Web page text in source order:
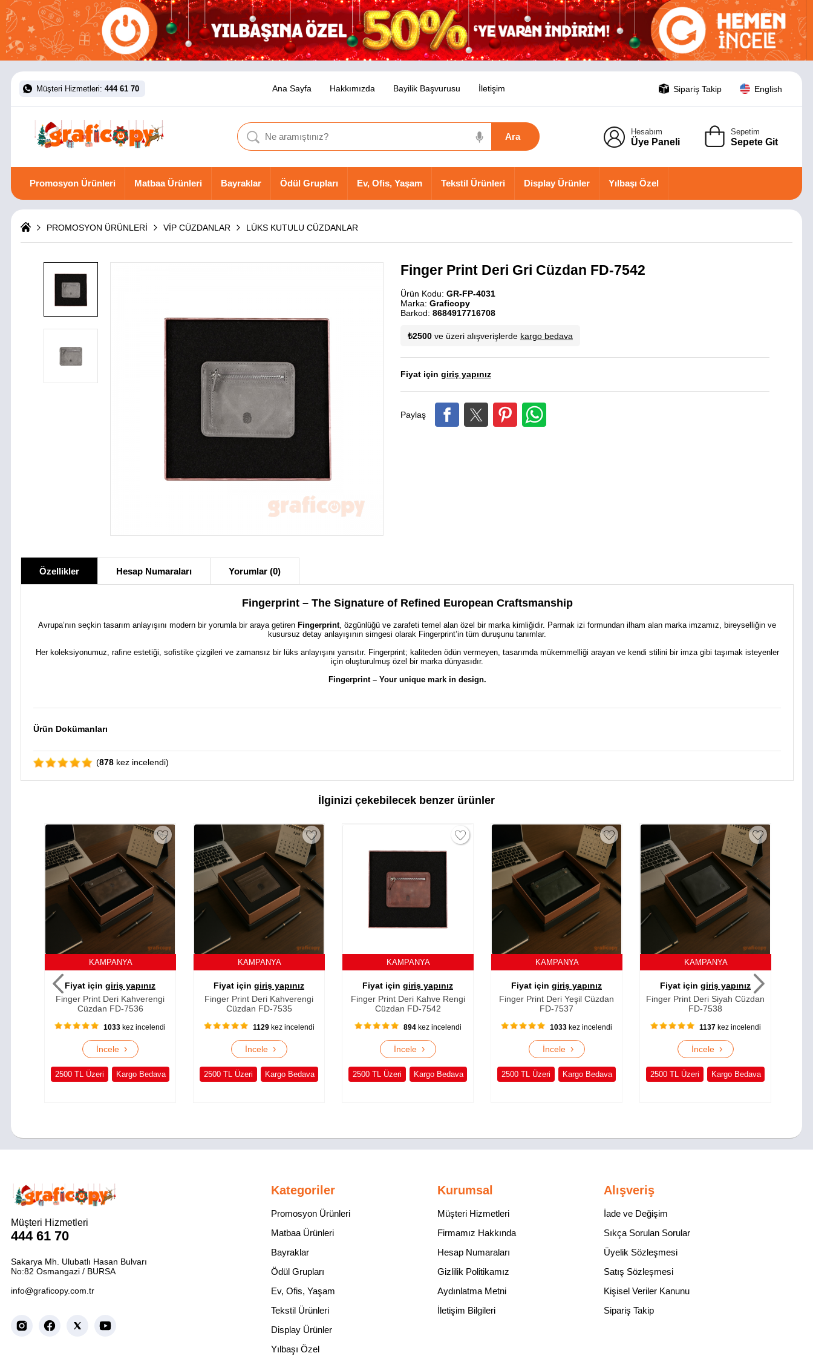
Müşteri Hizmetleri: 444 61 70 Ana Sayfa Hakkımızda Bayilik Başvurusu İletişim Sipariş Takip English
Hesabım
Üye Paneli
Sepetim
Sepete Git
Promosyon Ürünleri Matbaa Ürünleri Bayraklar Ödül Grupları Ev, Ofis, Yaşam Tekstil Ürünleri Display Ürünler Yılbaşı Özel
PROMOSYON ÜRÜNLERİ VİP CÜZDANLAR LÜKS KUTULU CÜZDANLAR
Finger Print Deri Gri Cüzdan FD-7542
Ürün Kodu: GR-FP-4031
Marka: Graficopy
Barkod: 8684917716708
₺2500 ve üzeri alışverişlerde kargo bedava
Fiyat için giriş yapınız
Paylaş
Özellikler Hesap Numaraları Yorumlar (0)
Fingerprint – The Signature of Refined European Craftsmanship
Avrupa’nın seçkin tasarım anlayışını modern bir yorumla bir araya getiren Fingerprint, özgünlüğü ve zarafeti temel alan özel bir marka kimliğidir. Parmak izi formundan ilham alan marka imzamız, bireyselliğin ve
kusursuz detay anlayışının simgesi olarak Fingerprint’in tüm duruşunu tanımlar.
Her koleksiyonumuz, rafine estetiği, sofistike çizgileri ve zamansız bir lüks anlayışını yansıtır. Fingerprint; kaliteden ödün vermeyen, tasarımda mükemmelliği arayan ve kendi stilini bir imza gibi taşımak isteyenler
için oluşturulmuş özel bir marka dünyasıdır.
Fingerprint – Your unique mark in design.
Ürün Dokümanları
(878 kez incelendi)
İlginizi çekebilecek benzer ürünler
KAMPANYA
Fiyat içingiriş yapınız
Finger Print Deri Kahverengi
Cüzdan FD-7535
1129kez incelendi
İncele
2500 TL Üzeri Kargo Bedava
KAMPANYA
Fiyat içingiriş yapınız
Finger Print Deri Kahve Rengi
Cüzdan FD-7542
894kez incelendi
İncele
2500 TL Üzeri Kargo Bedava
KAMPANYA
Fiyat içingiriş yapınız
Finger Print Deri Yeşil Cüzdan
FD-7537
1033kez incelendi
İncele
2500 TL Üzeri Kargo Bedava
KAMPANYA
Fiyat içingiriş yapınız
Finger Print Deri Siyah Cüzdan
FD-7538
1137kez incelendi
İncele
2500 TL Üzeri Kargo Bedava
KAMPANYA
Fiyat içingiriş yapınız
Finger Print Deri Yeşil Cüzdan
FD-7535
1030kez incelendi
İncele
2500 TL Üzeri Kargo Bedava
Müşteri Hizmetleri
444 61 70
Sakarya Mh. Ulubatlı Hasan Bulvarı
No:82 Osmangazi / BURSA
info@graficopy.com.tr
Kategoriler Kurumsal Alışveriş
Promosyon Ürünleri
Matbaa Ürünleri
Bayraklar
Ödül Grupları
Ev, Ofis, Yaşam
Tekstil Ürünleri
Display Ürünler
Yılbaşı Özel
Müşteri Hizmetleri
Firmamız Hakkında
Hesap Numaraları
Gizlilik Politikamız
Aydınlatma Metni
İletişim Bilgileri
İade ve Değişim
Sıkça Sorulan Sorular
Üyelik Sözleşmesi
Satış Sözleşmesi
Kişisel Veriler Kanunu
Sipariş Takip